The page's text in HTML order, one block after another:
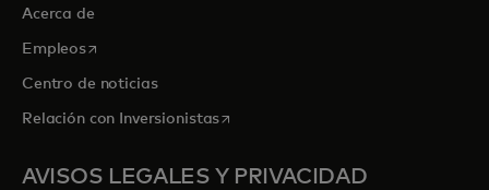
Acerca de
Empleosse abre en una pestaña nueva
Centro de noticias
Relación con Inversionistasse abre en una pestaña nueva
AVISOS LEGALES Y PRIVACIDAD